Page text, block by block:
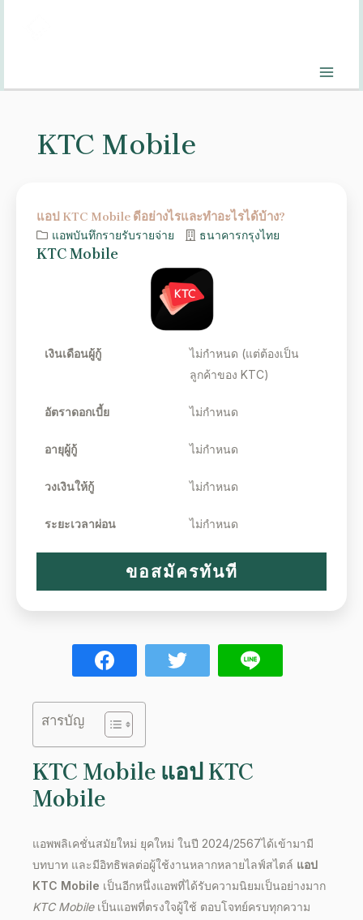
KTC Mobile
แอป KTC Mobile ดีอย่างไรและทำอะไรได้บ้าง?
แอพบันทึกรายรับรายจ่าย ธนาคารกรุงไทย
KTC Mobile
เงินเดือนผู้กู้
ไม่กำหนด (แต่ต้องเป็น
ลูกค้าของ KTC)
อัตราดอกเบี้ย ไม่กำหนด
อายุผู้กู้ ไม่กำหนด
วงเงินให้กู้ ไม่กำหนด
ระยะเวลาผ่อน ไม่กำหนด
ขอสมัครทันที
สารบัญ
KTC Mobile แอป KTC
Mobile
แอพพลิเคชั่นสมัยใหม่ ยุคใหม่ ในปี 2024/2567ได้เข้ามามี
บทบาท และมีอิทธิพลต่อผู้ใช้งานหลากหลายไลฟ์สไตล์ แอป
KTC Mobile เป็นอีกหนึ่งแอพที่ได้รับความนิยมเป็นอย่างมาก
KTC Mobileเป็นแอพที่ตรงใจผู้ใช้ ตอบโจทย์ครบทุกความ